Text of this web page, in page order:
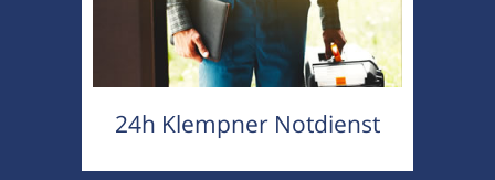
24h Klempner Notdienst